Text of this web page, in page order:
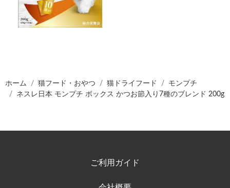
ホーム 猫フード・おやつ 猫ドライフード
モンプチ
ネスレ日本 モンプチ ボックス かつお節入り7種のブレンド 200g
ご利用ガイド